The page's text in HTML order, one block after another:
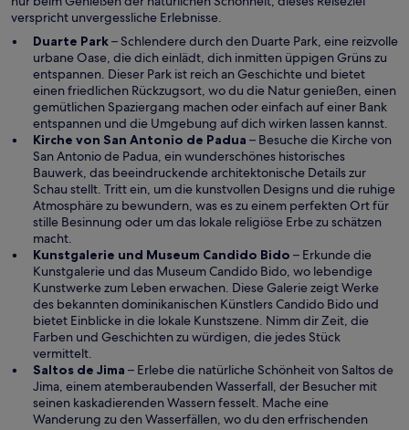
n
e
t
g
e
ö
f
f
n
e
t
verspricht unvergessliche Erlebnisse.
Duarte ParkW
r
d
i
n
e
i
n
e
m
n
u
e
n
F
e
n
t
e
r
g
– Schlendere durch den Duarte Park, eine reizvolle
urbane Oase, die dich einlädt, dich inmitten üppigen Grüns zu
entspannen. Dieser Park ist reich an Geschichte und bietet
einen friedlichen Rückzugsort, wo du die Natur genießen, einen
gemütlichen Spaziergang machen oder einfach auf einer Bank
entspannen und die Umgebung auf dich wirken lassen kannst.
Kirche von San Antonio de Padua W
i
r
d
i
n
i
n
e
m
n
e
e
n
F
e
– Besuche die Kirche von
San Antonio de Padua, ein wunderschönes historisches
Bauwerk, das beeindruckende architektonische Details zur
Schau stellt. Tritt ein, um die kunstvollen Designs und die ruhige
Atmosphäre zu bewundern, was es zu einem perfekten Ort für
stille Besinnung oder um das lokale religiöse Erbe zu schätzen
macht.
Kunstgalerie und Museum Candido Bido W
r
d
i
n
i
n
e
m
– Erkunde die
Kunstgalerie und das Museum Candido Bido, wo lebendige
Kunstwerke zum Leben erwachen. Diese Galerie zeigt Werke
des bekannten dominikanischen Künstlers Candido Bido und
bietet Einblicke in die lokale Kunstszene. Nimm dir Zeit, die
Farben und Geschichten zu würdigen, die jedes Stück
vermittelt.
Saltos de Jima W
i
r
d
– Erlebe die natürliche Schönheit von Saltos de
Jima, einem atemberaubenden Wasserfall, der Besucher mit
seinen kaskadierenden Wassern fesselt. Mache eine
Wanderung zu den Wasserfällen, wo du den erfrischenden